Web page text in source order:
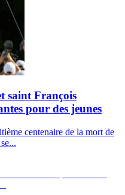
saint François
pour des jeunes
centenaire de la mort de